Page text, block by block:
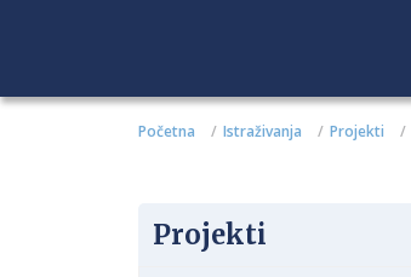
Početna Istraživanja Projekti
Projekti